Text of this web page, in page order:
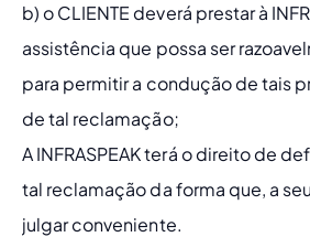
b) o CLIENTE deverá prestar à
assistência que possa ser
para permitir a condução de tais
de tal reclamação;
A INFRASPEAK terá o direito de
tal reclamação da forma que, a
julgar conveniente.